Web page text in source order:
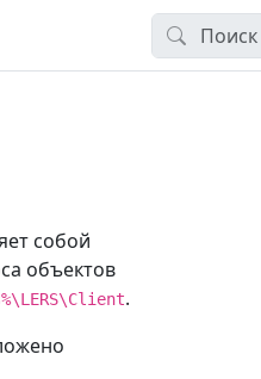
собой
объектов
.